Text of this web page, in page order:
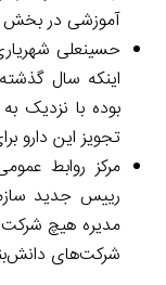
آموزشی در
حسینعلی
اینکه سال
تجویز این دارو
مرکز روابط
رییس جدید
مدیره هیچ
شرکت‌های